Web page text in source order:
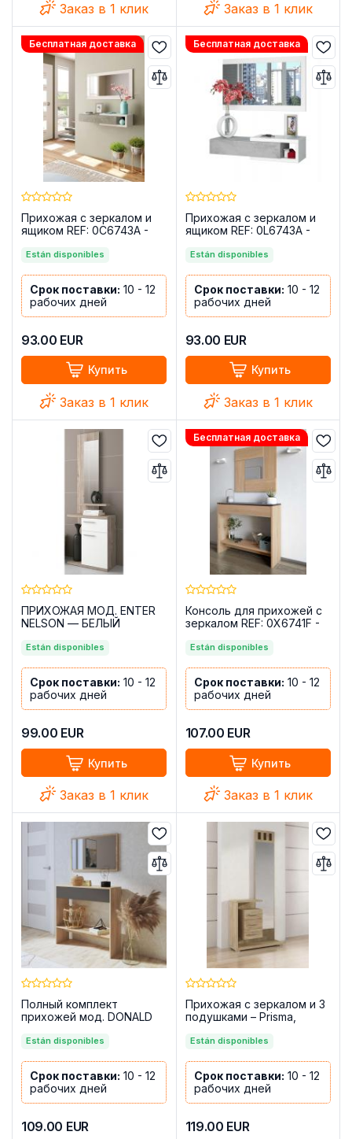
Заказ в 1 клик Заказ в 1 клик
Бесплатная доставка
Прихожая с зеркалом и
ящиком REF: 0C6743A -
Аляска
Están disponibles
Срок поставки: 10 - 12
рабочих дней
93.00 EUR
Купить
Заказ в 1 клик
Бесплатная доставка
Прихожая с зеркалом и
ящиком REF: 0L6743A -
Цемент
Están disponibles
Срок поставки: 10 - 12
рабочих дней
93.00 EUR
Купить
Заказ в 1 клик
ПРИХОЖАЯ МОД. ENTER
NELSON — БЕЛЫЙ
Están disponibles
Срок поставки: 10 - 12
рабочих дней
99.00 EUR
Купить
Заказ в 1 клик
Бесплатная доставка
Консоль для прихожей с
зеркалом REF: 0X6741F -
Están disponibles
Срок поставки: 10 - 12
рабочих дней
107.00 EUR
Купить
Заказ в 1 клик
Полный комплект
прихожей мод. DONALD
Están disponibles
Срок поставки: 10 - 12
рабочих дней
109.00 EUR
Прихожая с зеркалом и 3
подушками – Prisma,
Están disponibles
Срок поставки: 10 - 12
рабочих дней
119.00 EUR